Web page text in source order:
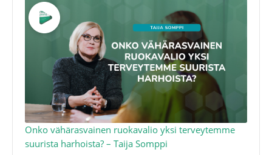
Onko vähärasvainen ruokavalio yksi terveytemme
suurista harhoista? – Taija Somppi